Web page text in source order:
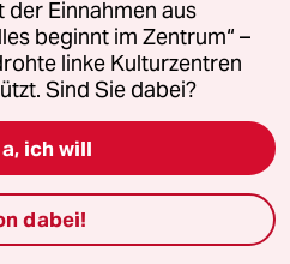
kann ein
durchaus
werden. Bei der
unterscheiden, ob ein
ist.
der Einnahmen aus
beginnt im Zentrum“ –
linke Kulturzentren
Sind Sie dabei?
ich will
dabei!